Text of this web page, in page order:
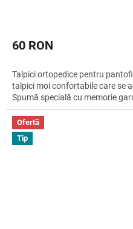
60 RON
Talpici ortopedice pentru
talpici moi confortabile care se
Spumă specială cu memorie
Ofertă
Tip